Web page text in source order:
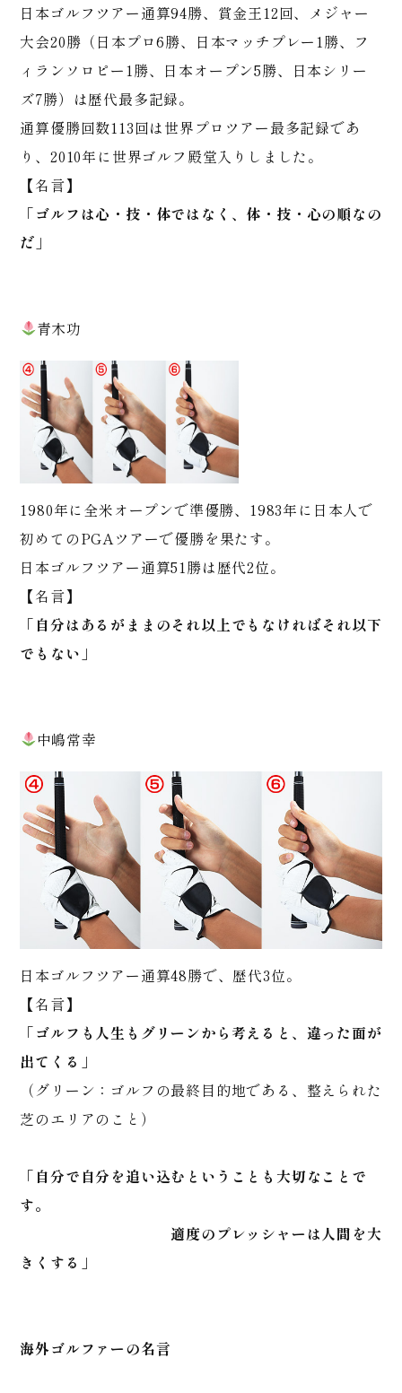
日本ゴルフツアー通算94勝、賞金王12回、メジャー
大会20勝（日本プロ6勝、日本マッチプレー1勝、フ
ィランソロピー1勝、日本オープン5勝、日本シリー
ズ7勝）は歴代最多記録。
通算優勝回数113回は世界プロツアー最多記録であ
り、2010年に世界ゴルフ殿堂入りしました。
【名言】
「ゴルフは心・技・体ではなく、体・技・心の順なの
だ」
青木功
1980年に全米オープンで準優勝、1983年に日本人で
初めてのPGAツアーで優勝を果たす。
日本ゴルフツアー通算51勝は歴代2位。
【名言】
「自分はあるがままのそれ以上でもなければそれ以下
でもない」
中嶋常幸
日本ゴルフツアー通算48勝で、歴代3位。
【名言】
「ゴルフも人生もグリーンから考えると、違った面が
出てくる」
（グリーン：ゴルフの最終目的地である、整えられた
芝のエリアのこと）
「自分で自分を追い込むということも大切なことで
す。
適度のプレッシャーは人間を大
きくする」
海外ゴルファーの名言